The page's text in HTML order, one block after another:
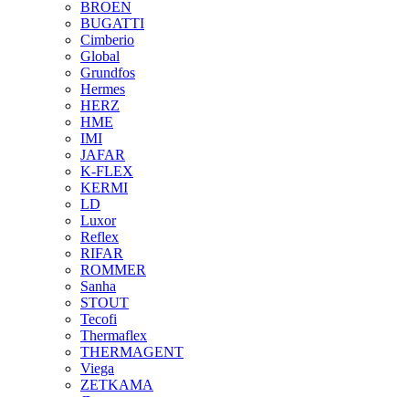
BROEN
BUGATTI
Cimberio
Global
Grundfos
Hermes
HERZ
HME
IMI
JAFAR
K-FLEX
KERMI
LD
Luxor
Reflex
RIFAR
ROMMER
Sanha
STOUT
Tecofi
Thermaflex
THERMAGENT
Viega
ZETKAMA